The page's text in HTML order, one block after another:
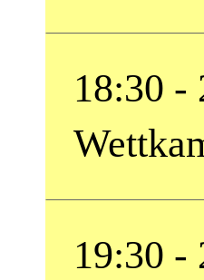
18:30
19:30